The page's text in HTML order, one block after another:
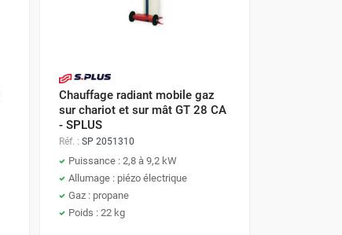
Chauffage radiant mobile gaz
sur chariot et sur mât GT 28 CA
- SPLUS
Réf. : SP 2051310
Puissance : 2,8 à 9,2 kW
Allumage : piézo électrique
Gaz : propane
Poids : 22 kg